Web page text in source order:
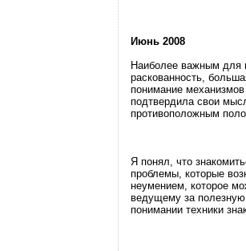
Июнь 2008
Наиболее важным для
раскованность,
понимание
подтвердила свои
противоположным
Я понял, что
проблемы, которые
неумением, которое
ведущему за
понимании техники